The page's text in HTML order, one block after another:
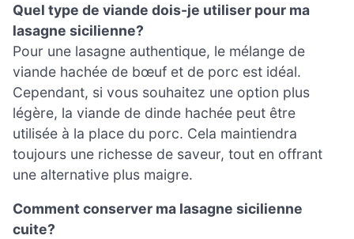
Quel type de viande dois-je utiliser pour ma
lasagne sicilienne?
Pour une lasagne authentique, le mélange de
viande hachée de bœuf et de porc est idéal.
Cependant, si vous souhaitez une option plus
légère, la viande de dinde hachée peut être
utilisée à la place du porc. Cela maintiendra
toujours une richesse de saveur, tout en offrant
une alternative plus maigre.
Comment conserver ma lasagne sicilienne
cuite?